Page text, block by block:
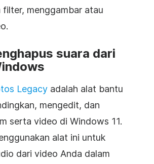
filter, menggambar atau
suara dari
Legacy adalah alat bantu
mengedit, dan
serta video di Windows 11.
alat ini untuk
dari video Anda dalam